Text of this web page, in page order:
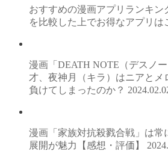
おすすめの漫画アプリランキン
を比較した上でお得なアプリは
漫画「DEATH NOTE（デスノ
才、夜神月（キラ）はニアとメ
負けてしまったのか？
漫画「家族対抗殺戮合戦」は常
展開が魅力【感想・評価】